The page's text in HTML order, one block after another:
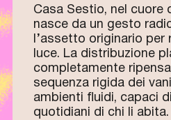
Casa Sestio, nel cuore
nasce da un gesto
l’assetto originario
luce. La distribuzione
completamente
sequenza rigida dei
ambienti fluidi, capaci
quotidiani di chi li